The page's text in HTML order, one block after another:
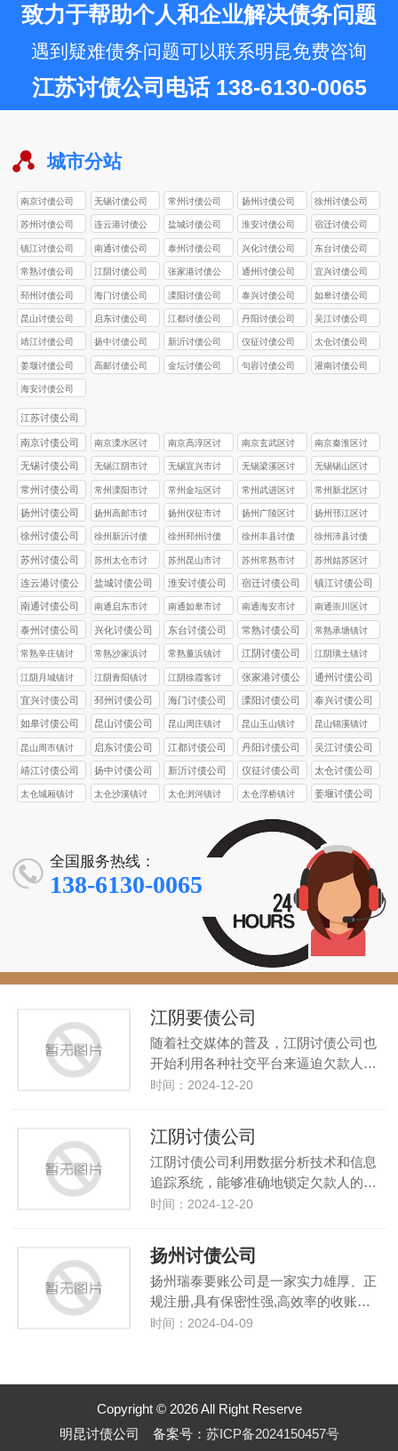
致力于帮助个人和企业解决债务问题
遇到疑难债务问题可以联系明昆免费咨询
江苏讨债公司电话 138-6130-0065
城市分站
南京讨债公司 无锡讨债公司 常州讨债公司 扬州讨债公司 徐州讨债公司
苏州讨债公司
连云港讨债公
司
盐城讨债公司 淮安讨债公司 宿迁讨债公司
镇江讨债公司 南通讨债公司 泰州讨债公司 兴化讨债公司 东台讨债公司
常熟讨债公司 江阴讨债公司
张家港讨债公
司
通州讨债公司 宜兴讨债公司
邳州讨债公司 海门讨债公司 溧阳讨债公司 泰兴讨债公司 如皋讨债公司
昆山讨债公司 启东讨债公司 江都讨债公司 丹阳讨债公司 吴江讨债公司
靖江讨债公司 扬中讨债公司 新沂讨债公司 仪征讨债公司 太仓讨债公司
姜堰讨债公司 高邮讨债公司 金坛讨债公司 句容讨债公司 灌南讨债公司
海安讨债公司
江苏讨债公司
南京讨债公司
南京溧水区讨
债公司
南京高淳区讨
债公司
南京玄武区讨
债公司
南京秦淮区讨
债公司
无锡讨债公司
无锡江阴市讨
债公司
无锡‌宜兴市讨
债公司
无锡梁溪区讨
债公司
无锡‌锡山区讨
债公司
常州讨债公司
常州溧阳市讨
债公司
常州金坛区讨
债公司
常州武进区讨
债公司
常州新北区讨
债公司
扬州讨债公司
扬州高邮市讨
债公司
扬州仪征市讨
债公司
扬州广陵区讨
债公司
扬州邗江区讨
债公司
徐州讨债公司
徐州新沂讨债
公司
徐州邳州讨债
公司
徐州丰县讨债
公司
徐州沛县讨债
公司
苏州讨债公司
苏州太仓市讨
债公司
苏州昆山市讨
债公司
苏州常熟市讨
债公司
苏州姑苏区讨
债公司
连云港讨债公
司
盐城讨债公司 淮安讨债公司 宿迁讨债公司 镇江讨债公司
南通讨债公司
南通启东市讨
债公司
南通如皋市讨
债公司
南通海安市讨
债公司
南通崇川区讨
债公司
泰州讨债公司 兴化讨债公司 东台讨债公司 常熟讨债公司
常熟承塘镇讨
债公司
常熟辛庄镇讨
债公司
常熟沙家浜讨
债公司
常熟董浜镇讨
债公司
江阴讨债公司
江阴璜土镇讨
债公司
江阴月城镇讨
债公司
江阴青阳镇讨
债公司
江阴徐霞客讨
债公司
张家港讨债公
司
通州讨债公司
宜兴讨债公司 邳州讨债公司 海门讨债公司 溧阳讨债公司 泰兴讨债公司
如皋讨债公司 昆山讨债公司
昆山周庄镇讨
债公司
昆山玉山镇讨
债公司
昆山锦溪镇讨
债公司
昆山周市镇讨
债公司
启东讨债公司 江都讨债公司 丹阳讨债公司 吴江讨债公司
靖江讨债公司 扬中讨债公司 新沂讨债公司 仪征讨债公司 太仓讨债公司
太仓城厢镇讨
太仓沙溪镇讨
太仓浏河镇讨
太仓浮桥镇讨
姜堰讨债公司
全国服务热线：
138-6130-0065
江阴要债公司
随着社交媒体的普及，江阴讨债公司也
开始利用各种社交平台来逼迫欠款人…
时间：2024-12-20
江阴讨债公司
江阴讨债公司利用数据分析技术和信息
追踪系统，能够准确地锁定欠款人的…
时间：2024-12-20
扬州讨债公司
扬州瑞泰要账公司是一家实力雄厚、正
规注册,具有保密性强,高效率的收账…
时间：2024-04-09
Copyright © 2026 All Right Reserve
明昆讨债公司 备案号： 苏ICP备2024150457号